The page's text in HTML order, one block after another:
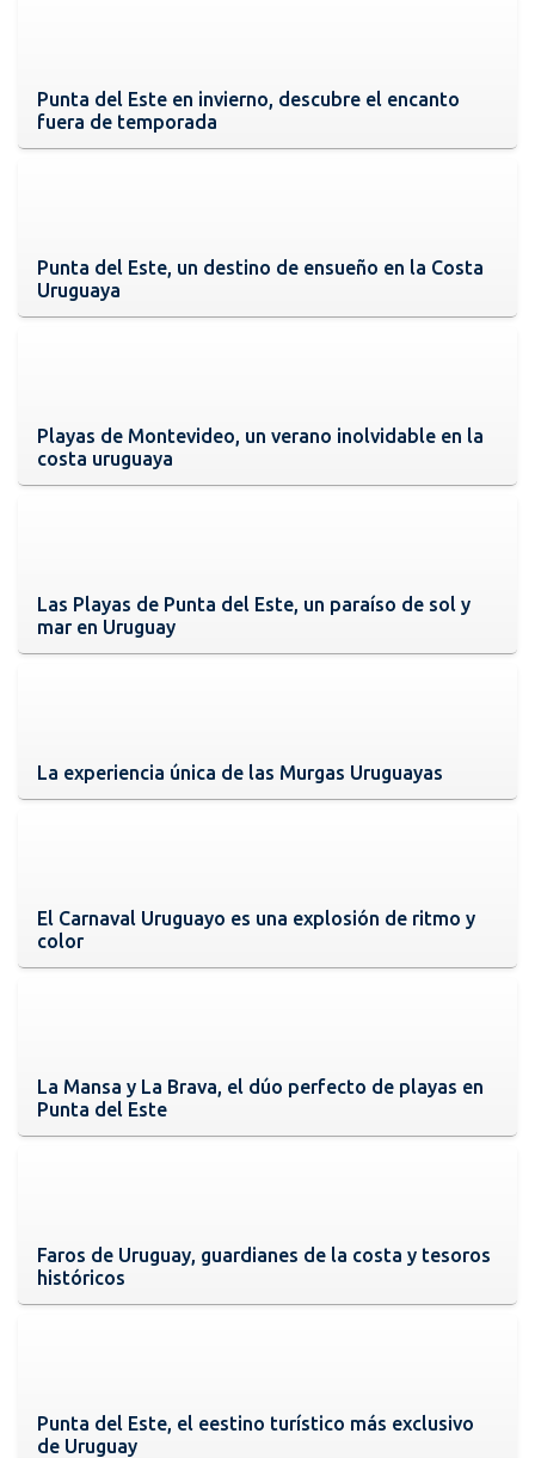
Punta del Este en invierno, descubre el encanto
fuera de temporada
Punta del Este, un destino de ensueño en la Costa
Uruguaya
Playas de Montevideo, un verano inolvidable en la
costa uruguaya
Las Playas de Punta del Este, un paraíso de sol y
mar en Uruguay
La experiencia única de las Murgas Uruguayas
El Carnaval Uruguayo es una explosión de ritmo y
color
La Mansa y La Brava, el dúo perfecto de playas en
Punta del Este
Faros de Uruguay, guardianes de la costa y tesoros
históricos
Punta del Este, el eestino turístico más exclusivo
de Uruguay